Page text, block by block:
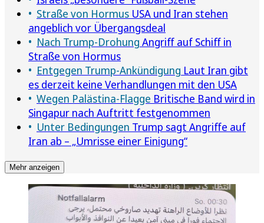
Straße von Hormus USA und Iran stehen
angeblich vor Übergangsdeal
Nach Trump-Drohung Angriff auf Schiff in
Straße von Hormus
Entgegen Trump-Ankündigung Laut Iran gibt
es derzeit keine Verhandlungen mit den USA
Wegen Palästina-Flagge Britische Band wird in
Singapur nach Auftritt festgenommen
Unter Bedingungen Trump sagt Angriffe auf
Iran ab – „Umrisse einer Einigung“
Mehr anzeigen